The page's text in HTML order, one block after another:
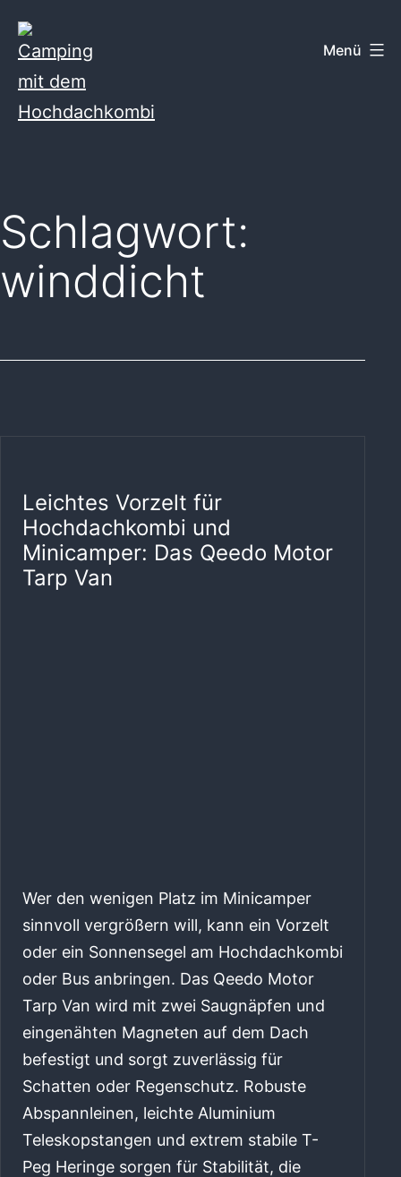
Inhalt
springen
Hochdachkombi
Menü
Schlagwort:
winddicht
Leichtes Vorzelt für
Hochdachkombi und
Minicamper: Das Qeedo Motor
Tarp Van
Wer den wenigen Platz im Minicamper
sinnvoll vergrößern will, kann ein Vorzelt
oder ein Sonnensegel am Hochdachkombi
oder Bus anbringen. Das Qeedo Motor
Tarp Van wird mit zwei Saugnäpfen und
eingenähten Magneten auf dem Dach
befestigt und sorgt zuverlässig für
Schatten oder Regenschutz. Robuste
Abspannleinen, leichte Aluminium
Teleskopstangen und extrem stabile T-
Peg Heringe sorgen für Stabilität, die